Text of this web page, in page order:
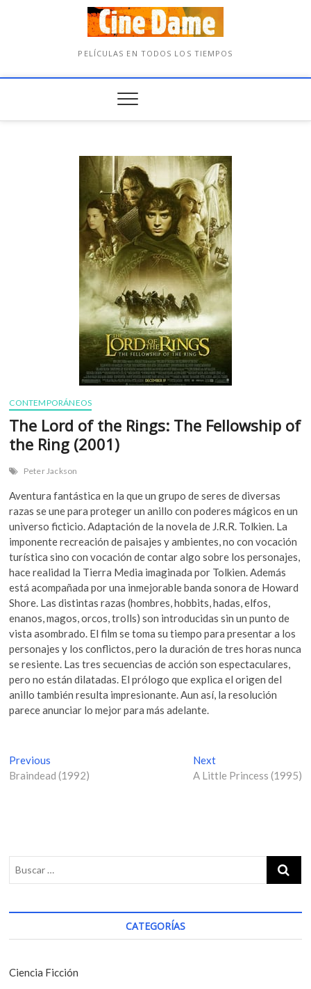
PELÍCULAS EN TODOS LOS TIEMPOS
CONTEMPORÁNEOS
The Lord of the Rings: The Fellowship of
the Ring (2001)
Peter Jackson
Aventura fantástica en la que un grupo de seres de diversas
razas se une para proteger un anillo con poderes mágicos en un
universo ficticio. Adaptación de la novela de J.R.R. Tolkien. La
imponente recreación de paisajes y ambientes, no con vocación
turística sino con vocación de contar algo sobre los personajes,
hace realidad la Tierra Media imaginada por Tolkien. Además
está acompañada por una inmejorable banda sonora de Howard
Shore. Las distintas razas (hombres, hobbits, hadas, elfos,
enanos, magos, orcos, trolls) son introducidas sin un punto de
vista asombrado. El film se toma su tiempo para presentar a los
personajes y los conflictos, pero la duración de tres horas nunca
se resiente. Las tres secuencias de acción son espectaculares,
pero no están dilatadas. El prólogo que explica el origen del
anillo también resulta impresionante. Aun así, la resolución
parece anunciar lo mejor para más adelante.
N
a
g
a
i
ó
n
Previous
r
p
s
:
Braindead (1992)
NextN
e
:
A Little Princess (1995)
CATEGORÍAS
Ciencia Ficción